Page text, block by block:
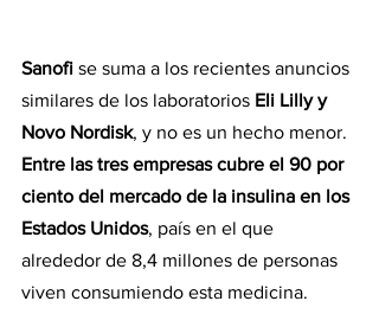
Sanofi se suma a los recientes anuncios
similares de los laboratorios Eli Lilly y
Novo Nordisk, y no es un hecho menor.
Entre las tres empresas cubre el 90 por
ciento del mercado de la insulina en los
Estados Unidos, país en el que
alrededor de 8,4 millones de personas
viven consumiendo esta medicina.